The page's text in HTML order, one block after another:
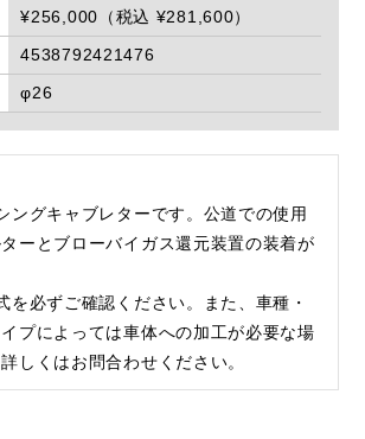
¥256,000（税込 ¥281,600）
4538792421476
φ26
ングキャブレターです。公道での使用
ーとブローバイガス還元装置の装着が
を必ずご確認ください。また、車種・
プによっては車体への加工が必要な場
しくはお問合わせください。